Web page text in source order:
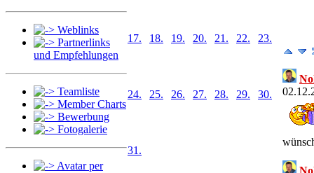
Weblinks
Partnerlinks
und Empfehlungen
Teamliste
Member Charts
Bewerbung
Fotogalerie
Avatar per
17. 18. 19. 20. 21. 22. 23.
24. 25. 26. 27. 28. 29. 30.
31.